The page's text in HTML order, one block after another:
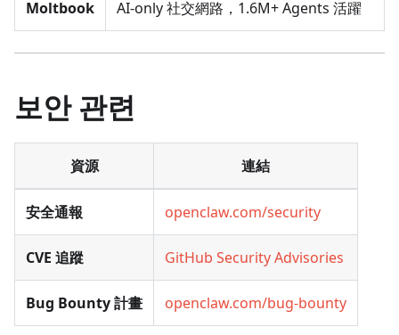
Moltbook AI-only 社交網路，1.6M+ Agents 活躍
보안 관련
資源 連結
安全通報 openclaw.com/security
CVE 追蹤 GitHub Security Advisories
Bug Bounty 計畫 openclaw.com/bug-bounty